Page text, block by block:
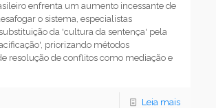
enfrenta um aumento incessante de
o sistema, especialistas
da 'cultura da sentença' pela
priorizando métodos
resolução de conflitos como mediação e
Leia mais